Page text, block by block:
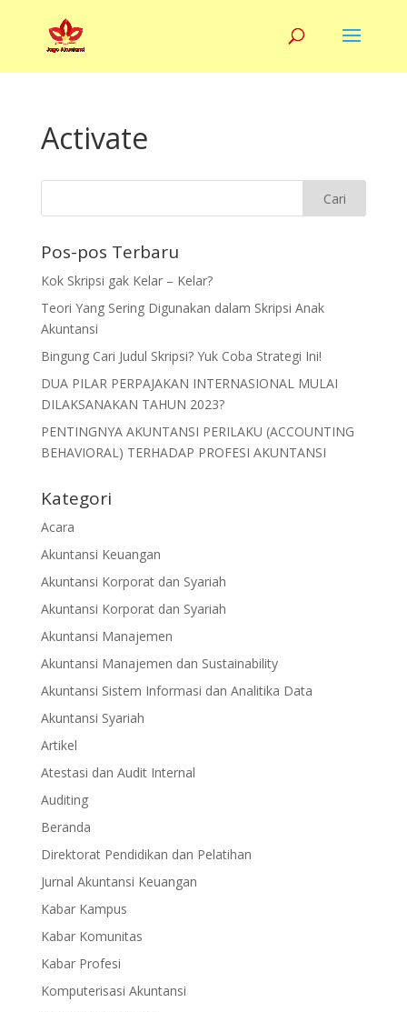
Activate
Pos-pos Terbaru
Kok Skripsi gak Kelar – Kelar?
Teori Yang Sering Digunakan dalam Skripsi Anak
Akuntansi
Bingung Cari Judul Skripsi? Yuk Coba Strategi Ini!
DUA PILAR PERPAJAKAN INTERNASIONAL MULAI
DILAKSANAKAN TAHUN 2023?
PENTINGNYA AKUNTANSI PERILAKU (ACCOUNTING
BEHAVIORAL) TERHADAP PROFESI AKUNTANSI
Kategori
Acara
Akuntansi Keuangan
Akuntansi Korporat dan Syariah
Akuntansi Korporat dan Syariah
Akuntansi Manajemen
Akuntansi Manajemen dan Sustainability
Akuntansi Sistem Informasi dan Analitika Data
Akuntansi Syariah
Artikel
Atestasi dan Audit Internal
Auditing
Beranda
Direktorat Pendidikan dan Pelatihan
Jurnal Akuntansi Keuangan
Kabar Kampus
Kabar Komunitas
Kabar Profesi
Komputerisasi Akuntansi